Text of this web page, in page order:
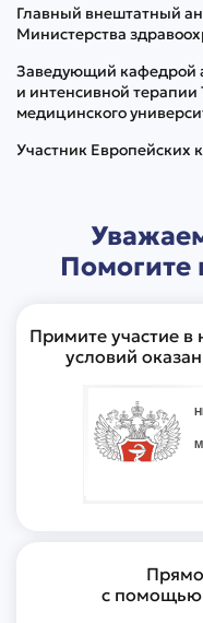
Главный внештатный
Министерства
Заведующий кафедрой
и интенсивной терапии
медицинского
Участник Европейских
Помогите
Примите участие в
условий
с помощью